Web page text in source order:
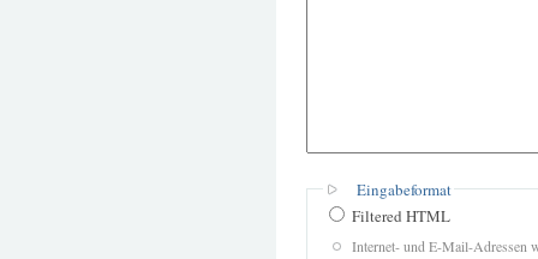
Eingabeformat
Filtered HTML
Internet- und E-Mail-Adressen